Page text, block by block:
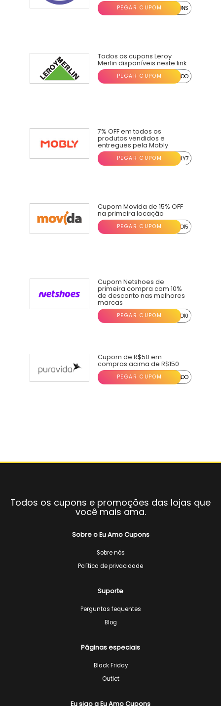
PEGAR CUPOM ...ONS
Todos os cupons Leroy
Merlin disponíveis neste link
PEGAR CUPOM ...ADO
7% OFF em todos os
produtos vendidos e
entregues pela Mobly
PEGAR CUPOM ...LY7
Cupom Movida de 15% OFF
na primeira locação
PEGAR CUPOM ...O15
Cupom Netshoes de
primeira compra com 10%
de desconto nas melhores
marcas
PEGAR CUPOM ...O10
Cupom de R$50 em
compras acima de R$150
PEGAR CUPOM ...ADO
Todos os cupons e promoções das lojas que
você mais ama.
Sobre o Eu Amo Cupons
Sobre nós
Política de privacidade
Suporte
Perguntas fequentes
Blog
Páginas especiais
Black Friday
Outlet
Eu sigo a Eu Amo Cupons